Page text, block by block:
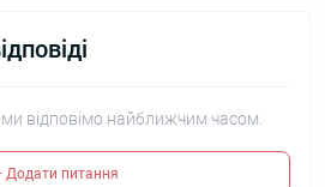
відповімо найближчим часом.
Додати питання